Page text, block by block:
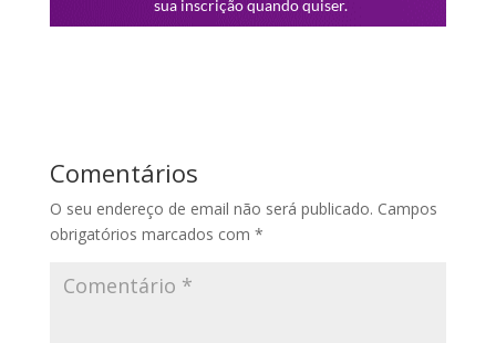
Comentários
O seu endereço de email não será publicado. Campos
obrigatórios marcados com *